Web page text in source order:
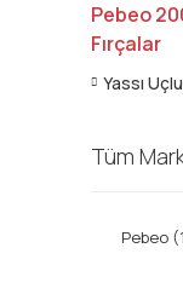
Pebeo
Fırçalar
Yassı
Tüm
Pebeo